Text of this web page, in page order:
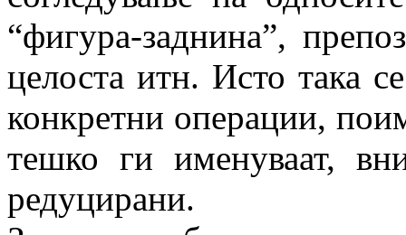
“фигура-заднина”,
целоста итн. Исто така
конкретни операции,
тешко ги именуваат,
редуцирани.